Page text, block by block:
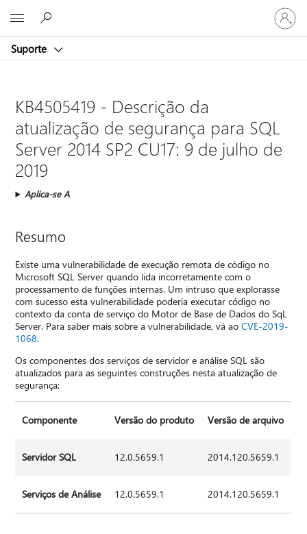
Suporte
Iniciar
sessão
na
KB4505419 - Descrição da
atualização de segurança para SQL
Server 2014 SP2 CU17: 9 de julho de
2019
Aplica-se A
Resumo
Existe uma vulnerabilidade de execução remota de código no
Microsoft SQL Server quando lida incorretamente com o
processamento de funções internas. Um intruso que explorasse
com sucesso esta vulnerabilidade poderia executar código no
contexto da conta de serviço do Motor de Base de Dados do SqL
Server. Para saber mais sobre a vulnerabilidade, vá aoCVE-2019-
1068.
Os componentes dos serviços de servidor e análise SQL são
atualizados para as seguintes construções nesta atualização de
segurança:
Componente Versão do produto Versão de arquivo
Servidor SQL 12.0.5659.1 2014.120.5659.1
Serviços de Análise 12.0.5659.1 2014.120.5659.1